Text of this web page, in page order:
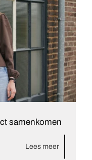
samenkomen
Lees meer